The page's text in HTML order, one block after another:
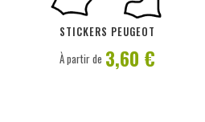
STICKERS PEUGEOT
PERSONNALISER
À partir de 3,60 €